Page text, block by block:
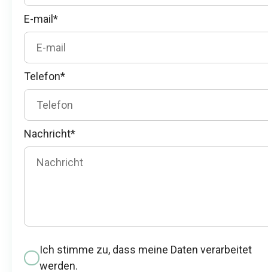
E-mail*
Telefon*
Nachricht*
Ich stimme zu, dass meine Daten verarbeitet
werden.